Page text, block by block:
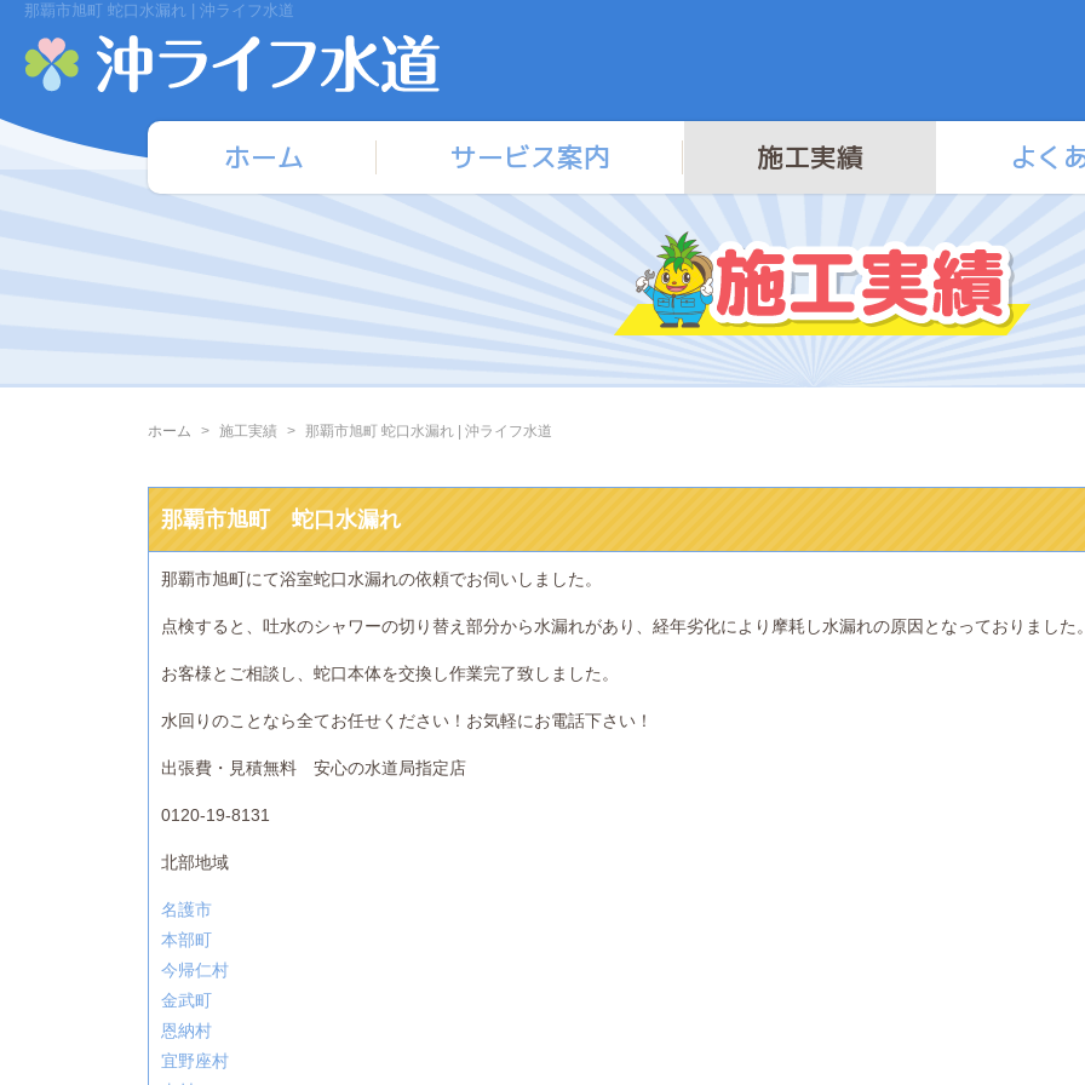
那覇市旭町 蛇口水漏れ | 沖ライフ水道
ホーム サービス案内 施工実績 よく
ホーム 施工実績 那覇市旭町 蛇口水漏れ | 沖ライフ水道
那覇市旭町 蛇口水漏れ
那覇市旭町にて浴室蛇口水漏れの依頼でお伺いしました。
点検すると、吐水のシャワーの切り替え部分から水漏れがあり、経年劣化により摩耗し水漏れの原因となっておりました
お客様とご相談し、蛇口本体を交換し作業完了致しました。
水回りのことなら全てお任せください！お気軽にお電話下さい！
出張費・見積無料 安心の水道局指定店
0120-19-8131
北部地域
名護市
本部町
今帰仁村
金武町
恩納村
宜野座村